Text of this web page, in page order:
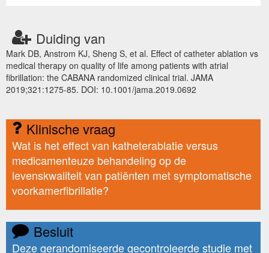
Duiding van
Mark DB, Anstrom KJ, Sheng S, et al. Effect of catheter ablation vs
medical therapy on quality of life among patients with atrial
fibrillation: the CABANA randomized clinical trial. JAMA
2019;321:1275-85. DOI: 10.1001/jama.2019.0692
Klinische vraag
Wat is het effect van katheterablatie versus
medicamenteuze behandeling op de
levenskwaliteit van patiënten met symptomatische
voorkamerfibrillatie?
Besluit
Deze gerandomiseerde gecontroleerde studie met